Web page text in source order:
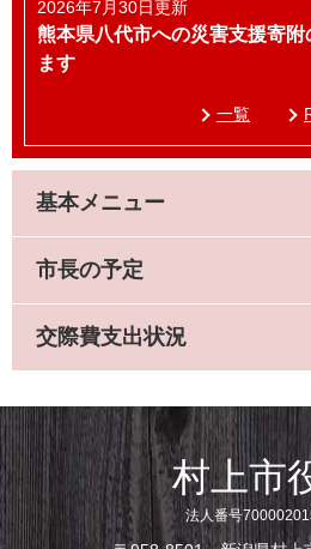
2026年7月30日更新
熊本県八代市への災害支援寄附
ます
一覧
基本メニュー
市長の予定
交際費支出状況
村上市
法人番号